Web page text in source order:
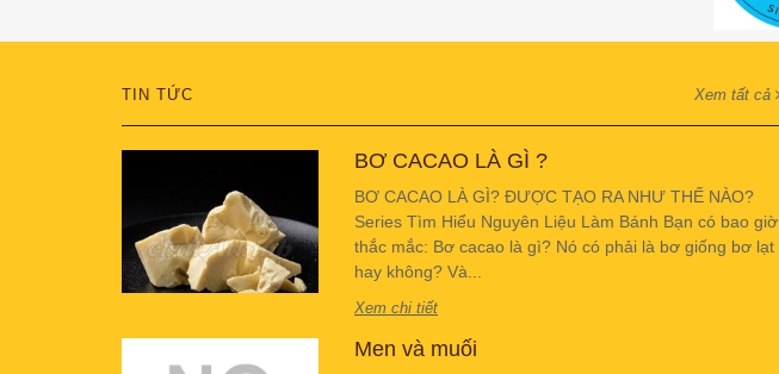
TIN TỨC Xem tất cả
BƠ CACAO LÀ GÌ ?
BƠ CACAO LÀ GÌ? ĐƯỢC TẠO RA NHƯ THẾ NÀO?
Series Tìm Hiểu Nguyên Liệu Làm Bánh Bạn có bao giờ
thắc mắc: Bơ cacao là gì? Nó có phải là bơ giống bơ lạt
hay không? Và...
Xem chi tiết
Men và muối